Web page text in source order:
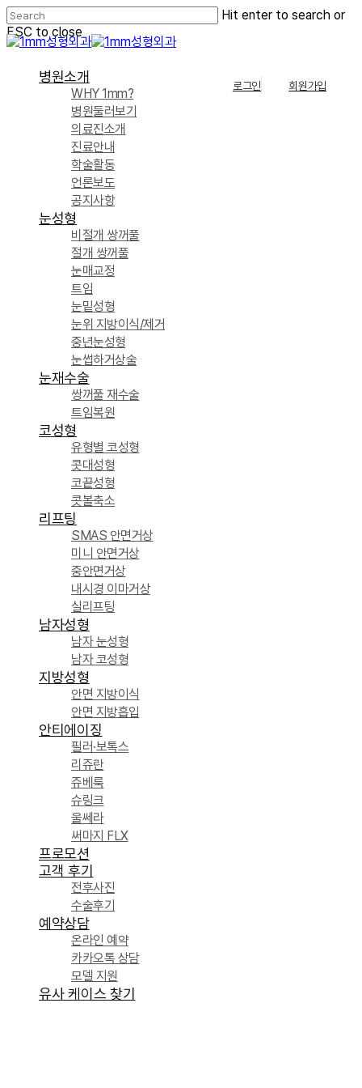
Skip
to
main
Hit enter to search or
ESC to close
Close
병원소개
WHY 1mm?
병원둘러보기
의료진소개
진료안내
학술활동
언론보도
공지사항
눈성형
비절개 쌍꺼풀
절개 쌍꺼풀
눈매교정
트임
눈밑성형
눈위 지방이식/제거
중년눈성형
눈썹하거상술
눈재수술
쌍꺼풀 재수술
트임복원
코성형
유형별 코성형
콧대성형
코끝성형
콧볼축소
리프팅
SMAS 안면거상
미니 안면거상
중안면거상
내시경 이마거상
실리프팅
남자성형
남자 눈성형
남자 코성형
지방성형
안면 지방이식
안면 지방흡입
안티에이징
필러·보톡스
리쥬란
쥬베룩
슈링크
울쎄라
써마지 FLX
프로모션
고객 후기
전후사진
수술후기
예약상담
온라인 예약
카카오톡 상담
모델 지원
유사 케이스 찾기
로그인 회원가입